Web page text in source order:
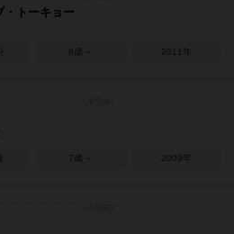
・トーキョー
8歳～ 2011年
7歳～ 2009年